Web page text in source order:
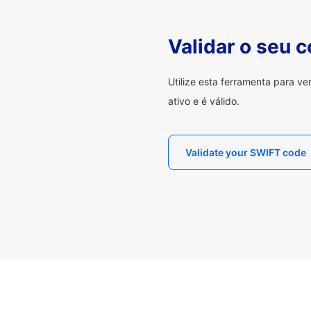
Validar o seu
Utilize esta ferramenta para
ativo e é válido.
Validate your SWIFT code